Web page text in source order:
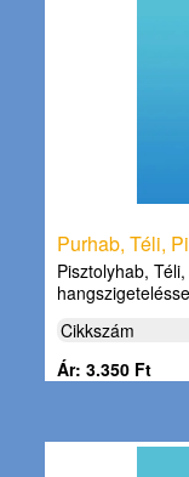
Purhab, Téli,
Pisztolyhab,
Cikkszám
Ár: 3.350 Ft